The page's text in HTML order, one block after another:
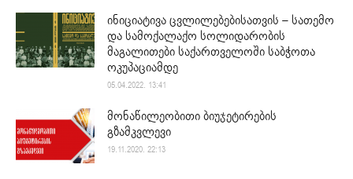
ინიციატივა ცვლილებებისათვის – სათემო
და სამოქალაქო სოლიდარობის
მაგალითები საქართველოში საბჭოთა
ოკუპაციამდე
05.04.2022. 13:41
მონაწილეობითი ბიუჯეტირების
გზამკვლევი
19.11.2020. 22:13